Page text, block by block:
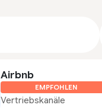
Airbnb
EMPFOHLEN
Vertriebskanäle